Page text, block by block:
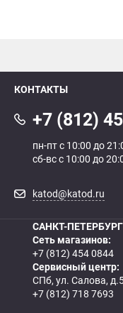
КОНТАКТЫ
+7 (812)
пн-пт с 10:00 до
сб-вс с 10:00 до
katod@katod.ru
САНКТ-ПЕТЕРБУРГ
Сеть магазинов:
+7 (812) 454 0844
Сервисный центр:
СПб, ул. Салова,
+7 (812) 718 7693